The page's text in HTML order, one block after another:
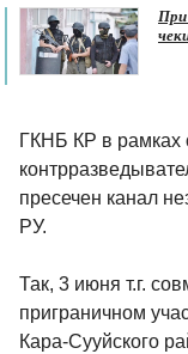
При
ГКНБ КР в рамках
пресечен канал
РУ.
Так, 3 июня т.г.
приграничном
Кара-Сууйского